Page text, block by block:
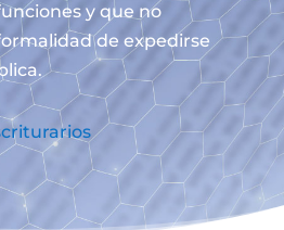
y que no
de expedirse